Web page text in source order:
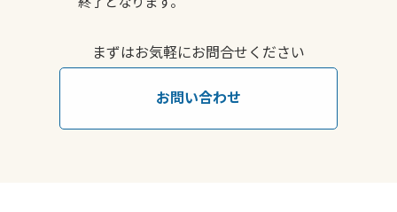
まずはお気軽にお問合せください
お問い合わせ